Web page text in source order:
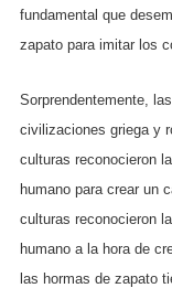
fundamental que
zapato para imitar los
Sorprendentemente,
civilizaciones griega y
culturas reconocieron
humano para crear un
culturas reconocieron
humano a la hora de
las hormas de zapato